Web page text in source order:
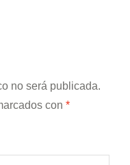
no será publicada.
con *